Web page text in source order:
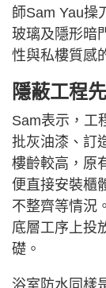
師Sam Yau操
玻璃及隱形暗
性與私樓質感
隱蔽工程
Sam表示，工
批灰油漆、訂
樓齡較高，原
便直接安裝櫃
不整齊等情況
底層工序上投
礎。